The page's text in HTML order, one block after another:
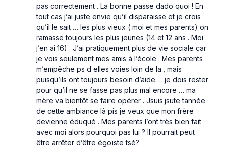
pas correctement . La bonne passe dado quoi ! En
tout cas j’ai juste envie qu’il disparaisse et je crois
qu’il le sait … les plus vieux ( moi et mes parents) on
ramasse toujours les plus jeunes (14 et 12 ans . Moi
j’en ai 16) . J’ai pratiquement plus de vie sociale car
je vois seulement mes amis à l’école . Mes parents
m’empêche ps d elles voies loin de la , mais
puisqu’ils ont toujours besoin d’aide … je dois rester
pour qu’il ne se fasse pas plus mal encore … ma
mère va bientôt se faire opérer . Jsuis jsute tannée
de cette ambiance là pis je veux que mon frère
devienne éduqué . Mes parents l’ont très bien fait
avec moi alors pourquoi pas lui ? Il pourrait peut
être arrêter d’être égoïste tsé?